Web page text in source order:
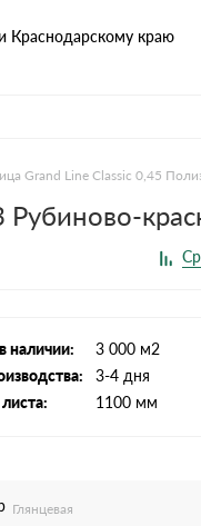
Краснодарскому краю
Гибкая черепица
Grand Line Classic 0,45
Рубиново-
наличии
3 000 м2
3-4 дня
1100 мм
Глянцевая